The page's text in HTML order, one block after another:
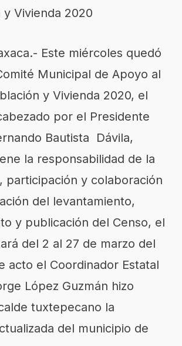
Vivienda 2020
Este miércoles quedó
Municipal de Apoyo al
y Vivienda 2020, el
por el Presidente
Bautista Dávila,
la responsabilidad de la
participación y colaboración
del levantamiento,
y publicación del Censo, el
del 2 al 27 de marzo del
acto el Coordinador Estatal
López Guzmán hizo
tuxtepecano la
del municipio de